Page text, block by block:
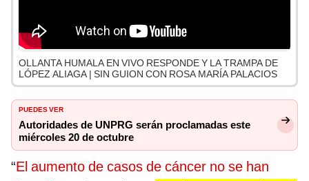
OLLANTA HUMALA EN VIVO RESPONDE Y LA TRAMPA DE
LÓPEZ ALIAGA | SIN GUION CON ROSA MARÍA PALACIOS
PUEDES VER
Autoridades de UNPRG serán proclamadas este
miércoles 20 de octubre
“El aumento de casos de cáncer no se han